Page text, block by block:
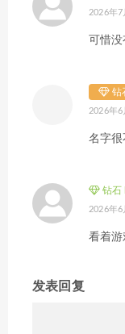
2026年7
可惜
钻
2026年6
名字很
钻石
2026年6
看着游
发表回复